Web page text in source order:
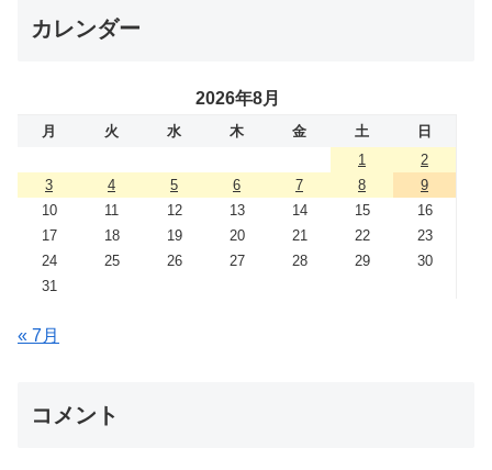
カレンダー
2026年8月
月 火 水 木 金 土
日
1
2
3
4 5 6 7 8
9
10
11 12 13 14 15
16
17
18 19 20 21 22
23
24
25 26 27 28 29
30
31
« 7月
コメント